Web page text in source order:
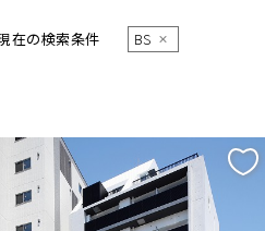
在の検索条件 BS